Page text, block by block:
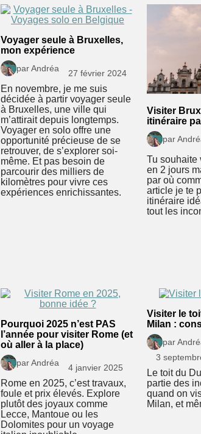
Voyager seule à Bruxelles,
mon expérience
par Andréa
27 février 2024
En novembre, je me suis
décidée à partir voyager seule
à Bruxelles, une ville qui
m’attirait depuis longtemps.
Voyager en solo offre une
opportunité précieuse de se
retrouver, de s’explorer soi-
même. Et pas besoin de
parcourir des milliers de
kilomètres pour vivre ces
expériences enrichissantes.
Visiter
itinéraire
par
Tu souhaite
en 2 jours
par où
article je te
itinéraire
tout les
Pourquoi 2025 n’est PAS
l’année pour visiter Rome (et
où aller à la place)
par Andréa
4 janvier 2025
Rome en 2025, c’est travaux,
foule et prix élevés. Explore
plutôt des joyaux comme
Lecce, Mantoue ou les
Dolomites pour un voyage
Visiter le
Milan :
par
3
Le toit du
partie des
quand on
Milan, et